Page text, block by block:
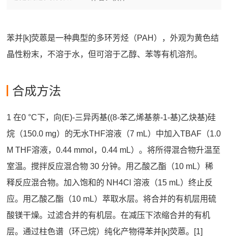
苯并[k]荧蒽‌是一种典型的多环芳烃（PAH），外观为‌黄色结
晶性粉末‌，不溶于水‌，但可溶于乙醇、苯等有机溶剂。
合成方法
1 在0 °C下，向(E)-三异丙基((8-苯乙烯基萘-1-基)乙炔基)硅
烷（150.0 mg）的无水THF溶液（7 mL）中加入TBAF（1.0
M THF溶液，0.44 mmol，0.44 mL）。将所得混合物升温至
室温。搅拌反应混合物 30 分钟。用乙酸乙酯（10 mL）稀
释反应混合物。加入饱和的 NH4Cl 溶液（15 mL）终止反
应。用乙酸乙酯（10 mL）萃取水层。将合并的有机层用硫
酸镁干燥。过滤合并的有机层。在减压下浓缩合并的有机
层。通过柱色谱（环己烷）纯化产物得苯并[k]荧蒽‌。[1]